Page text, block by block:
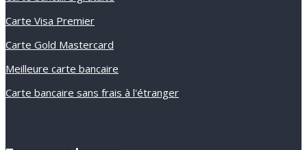
Carte Visa Premier
Carte Gold Mastercard
Meilleure carte bancaire
Carte bancaire sans frais à l'étranger